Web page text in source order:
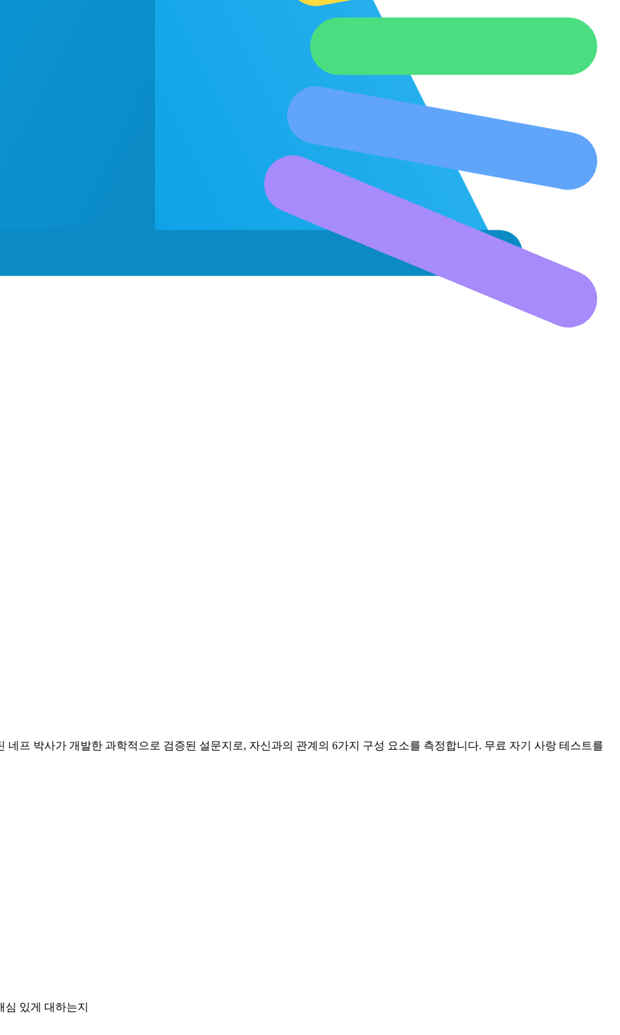
네프 박사가 개발한 과학적으로 검증된 설문지로, 자신과의 관계의 6가지 구성 요소를 측정합니다. 무료 자기 사랑 테스트를
있게 대하는지